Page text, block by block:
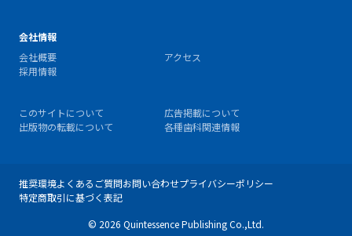
会社情報
会社概要
アクセス
採用情報
このサイトについて
広告掲載について
出版物の転載について
各種歯科関連情報
推奨環境よくあるご質問お問い合わせプライバシーポリシー
特定商取引に基づく表記
© 2026 Quintessence Publishing Co.,Ltd.